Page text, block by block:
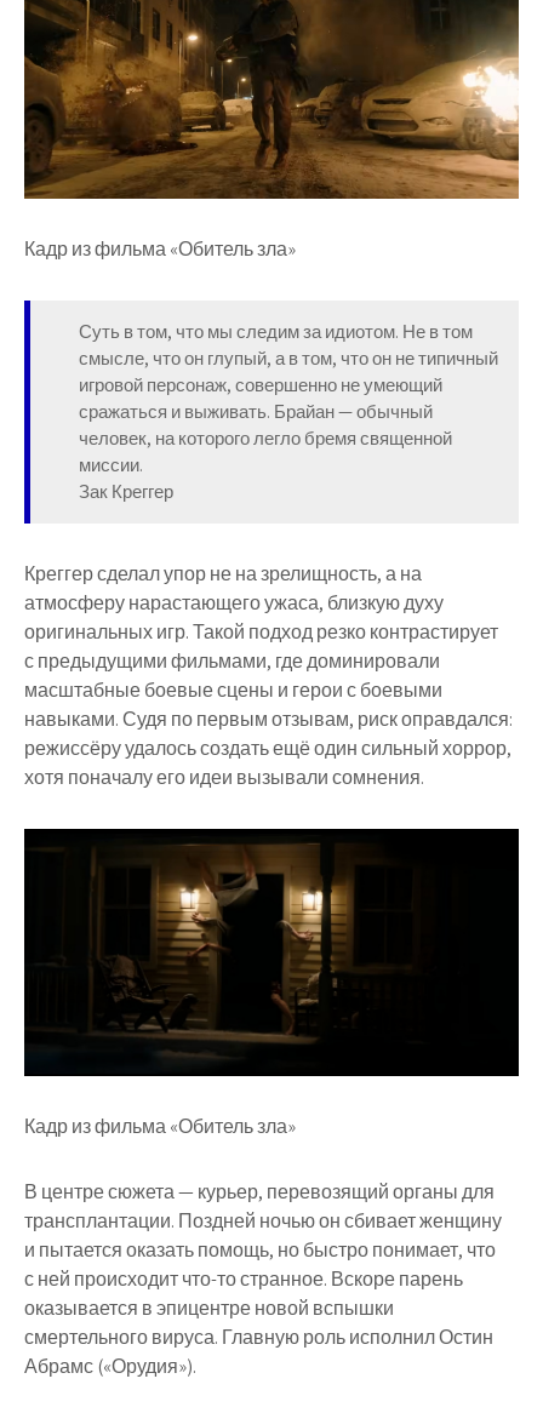
Кадр из фильма «Обитель зла»
Суть в том, что мы следим за идиотом. Не в том
смысле, что он глупый, а в том, что он не типичный
игровой персонаж, совершенно не умеющий
сражаться и выживать. Брайан — обычный
человек, на которого легло бремя священной
миссии.
Зак Креггер
Креггер сделал упор не на зрелищность, а на
атмосферу нарастающего ужаса, близкую духу
оригинальных игр. Такой подход резко контрастирует
с предыдущими фильмами, где доминировали
масштабные боевые сцены и герои с боевыми
навыками. Судя по первым отзывам, риск оправдался:
режиссёру удалось создать ещё один сильный хоррор,
хотя поначалу его идеи вызывали сомнения.
Кадр из фильма «Обитель зла»
В центре сюжета — курьер, перевозящий органы для
трансплантации. Поздней ночью он сбивает женщину
и пытается оказать помощь, но быстро понимает, что
с ней происходит что-то странное. Вскоре парень
оказывается в эпицентре новой вспышки
смертельного вируса. Главную роль исполнил Остин
Абрамс («Орудия»).